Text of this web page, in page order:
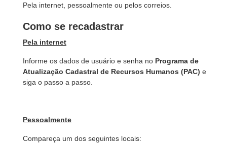
Pela internet, pessoalmente ou pelos correios.
Como se recadastrar
Pela internet
Informe os dados de usuário e senha no Programa de
Atualização Cadastral de Recursos Humanos (PAC) e
siga o passo a passo.
Pessoalmente
Compareça um dos seguintes locais: